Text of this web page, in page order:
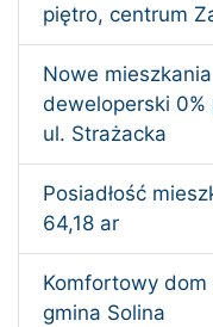
piętro, centrum
Nowe
deweloperski 0%
ul. Strażacka
Posiadłość
64,18 ar
Komfortowy dom
gmina Solina